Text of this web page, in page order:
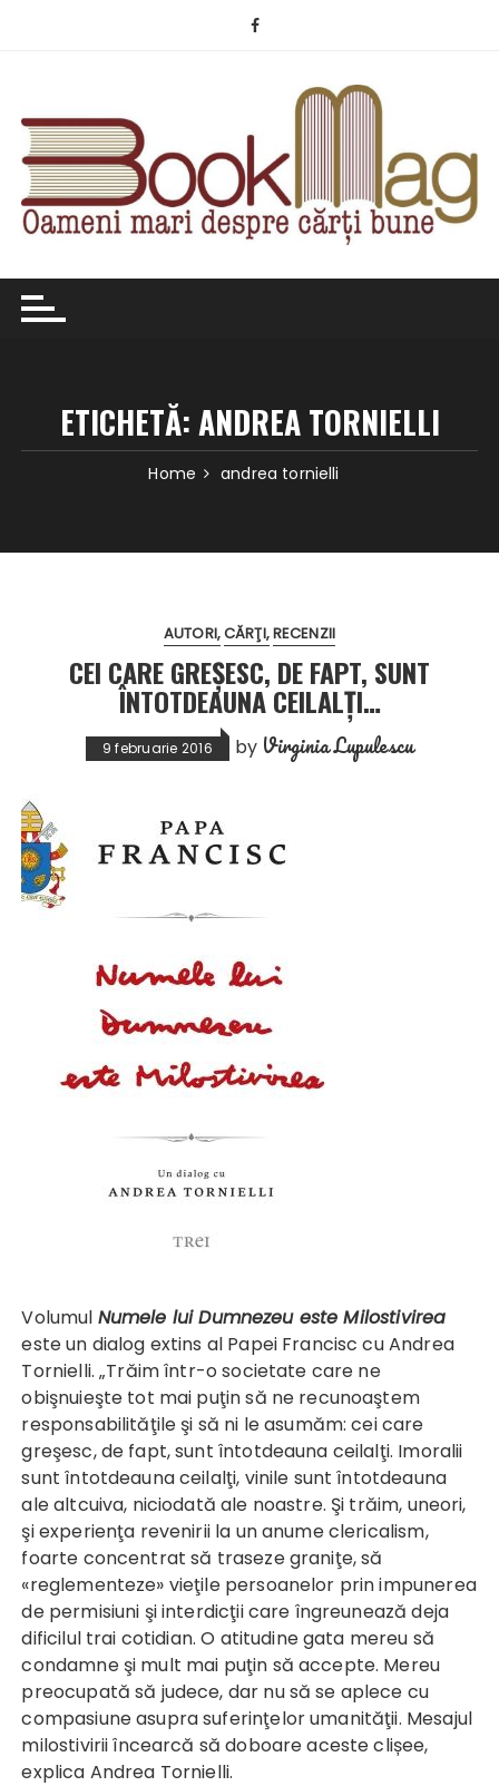
ETICHETĂ:ANDREA TORNIELLI
Home andrea tornielli
AUTORI CĂRŢI RECENZII
CEI CARE GREŞESC, DE FAPT, SUNT
ÎNTOTDEAUNA CEILALŢI…
9 februarie 2016 by Virginia Lupulescu
Volumul Numele lui Dumnezeu este Milostivirea
este un dialog extins al Papei Francisc cu Andrea
Tornielli. „Trăim într-o societate care ne
obişnuieşte tot mai puţin să ne recunoaştem
responsabilităţile şi să ni le asumăm: cei care
greşesc, de fapt, sunt întotdeauna ceilalţi. Imoralii
sunt întotdeauna ceilalţi, vinile sunt întotdeauna
ale altcuiva, niciodată ale noastre. Şi trăim, uneori,
şi experienţa revenirii la un anume clericalism,
foarte concentrat să traseze graniţe, să
«reglementeze» vieţile persoanelor prin impunerea
de permisiuni şi interdicţii care îngreunează deja
dificilul trai cotidian. O atitudine gata mereu să
condamne şi mult mai puţin să accepte. Mereu
preocupată să judece, dar nu să se aplece cu
compasiune asupra suferinţelor umanităţii. Mesajul
milostivirii încearcă să doboare aceste clișee,
explica Andrea Tornielli.